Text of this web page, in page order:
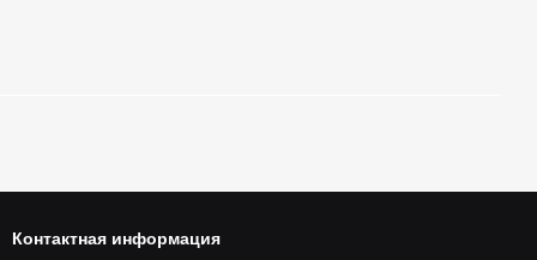
Контактная информация